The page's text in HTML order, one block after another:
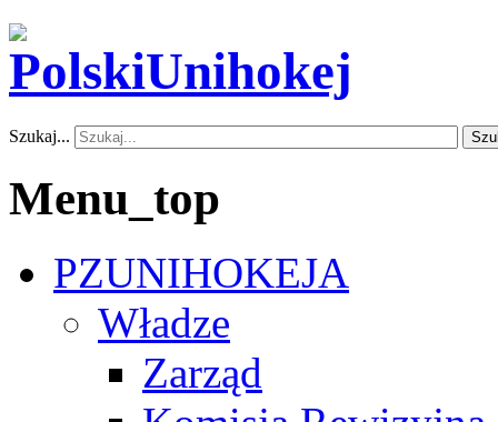
Szukaj...
Menu_top
PZUNIHOKEJA
Władze
Zarząd